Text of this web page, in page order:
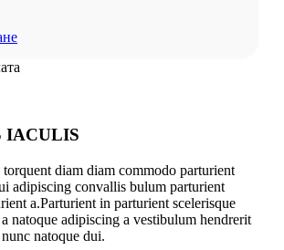
IACULIS
diam diam commodo parturient
adipiscing convallis bulum parturient
a.Parturient in parturient scelerisque
natoque adipiscing a vestibulum hendrerit
natoque dui.